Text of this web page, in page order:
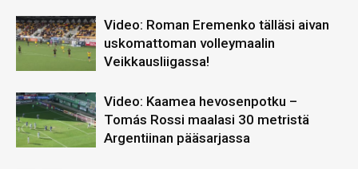
Video: Roman Eremenko tälläsi aivan
uskomattoman volleymaalin
Veikkausliigassa!
Video: Kaamea hevosenpotku –
Tomás Rossi maalasi 30 metristä
Argentiinan pääsarjassa